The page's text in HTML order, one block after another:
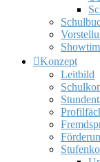
Konzept
Leitbild